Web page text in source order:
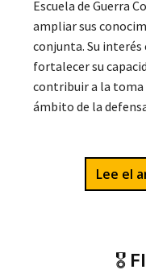
Escuela de Guerra
ampliar sus
conjunta. Su interés
fortalecer su
contribuir a la toma
ámbito de la
Lee el
🎖️